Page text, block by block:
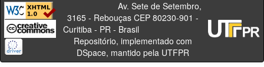
Av. Sete de Setembro,
3165 - Rebouças CEP 80230-901 -
Curitiba - PR - Brasil
Repositório, implementado com
DSpace, mantido pela UTFPR